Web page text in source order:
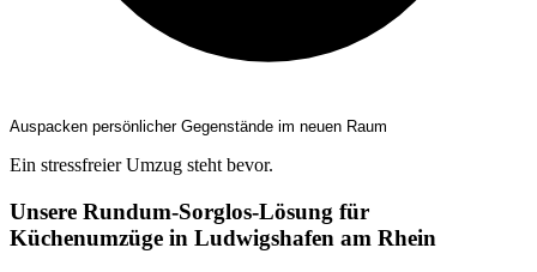
Auspacken persönlicher Gegenstände im neuen Raum
Ein stressfreier Umzug steht bevor.
Unsere Rundum-Sorglos-Lösung für
Küchenumzüge in Ludwigshafen am Rhein